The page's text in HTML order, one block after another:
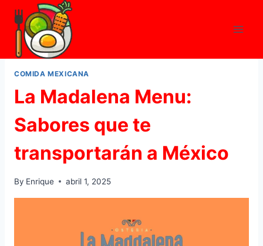
Skip
content
COMIDA MEXICANA
La Madalena Menu:
Sabores que te
transportarán a México
By Enrique abril 1, 2025